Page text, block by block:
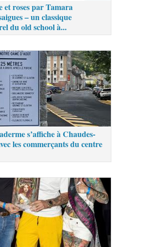
et roses par Tamara
– un classique
du old school à...
s’affiche à Chaudes-
les commerçants du centre